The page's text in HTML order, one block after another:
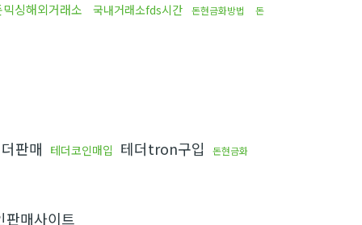
믹싱해외거래소 국내거래소fds시간 돈현금화방법 돈
판매 테더코인매입 테더tron구입 돈현금화
매사이트